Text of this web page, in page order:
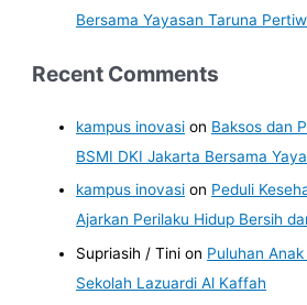
Bersama Yayasan Taruna
Recent Comments
kampus inovasi on Baksos dan
BSMI DKI Jakarta Bersama
kampus inovasi on Peduli
Ajarkan Perilaku Hidup Bersih
Supriasih / Tini on Puluhan
Sekolah Lazuardi Al Kaffah